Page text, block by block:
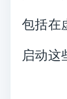
包括在
启动这